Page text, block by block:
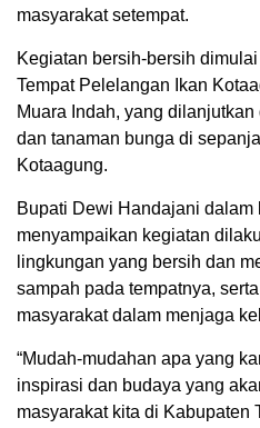
masyarakat setempat.
Kegiatan bersih-bersih
Tempat Pelelangan Ikan
Muara Indah, yang
dan tanaman bunga di
Kotaagung.
Bupati Dewi Handajani dalam
menyampaikan kegiatan
lingkungan yang bersih dan
sampah pada tempatnya,
masyarakat dalam menjaga
“Mudah-mudahan apa yang
inspirasi dan budaya yang
masyarakat kita di Kabupaten